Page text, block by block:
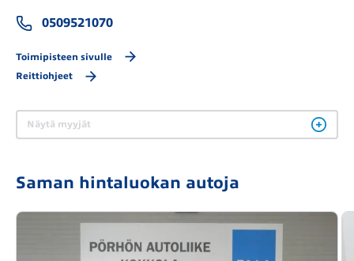
0509521070
Toimipisteen sivulle
Reittiohjeet
Näytä myyjät
Saman hintaluokan autoja